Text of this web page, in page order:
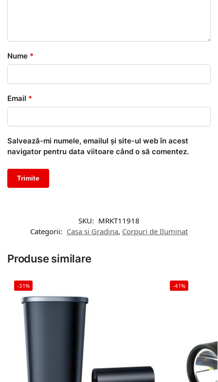
Nume *
Email *
Salvează-mi numele, emailul și site-ul web în acest
navigator pentru data viitoare când o să comentez.
SKU: MRKT11918
Categorii: Casa si Gradina, Corpuri de Iluminat
Produse similare
-31% -41%